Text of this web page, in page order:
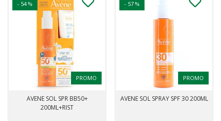
- 54 %
PROMO
AVENE SOL SPR BB50+
200ML+RIST
- 57 %
PROMO
AVENE SOL SPRAY SPF 30 200ML